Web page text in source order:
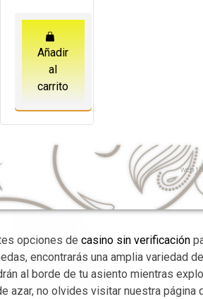
Añadir
al
carrito
web
opciones de casino sin verificación
encontrarás una amplia
al borde de tu asiento mientras
azar, no olvides visitar nuestra página